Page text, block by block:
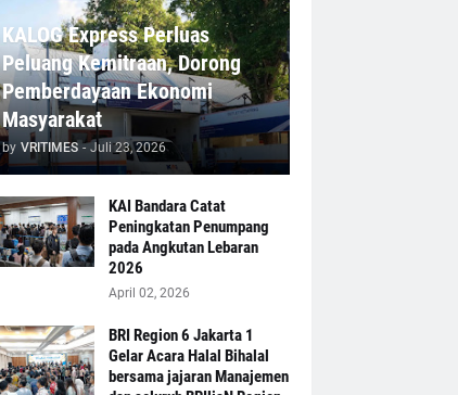
KALOG Express Perluas
Peluang Kemitraan, Dorong
Pemberdayaan Ekonomi
Masyarakat
by VRITIMES - Juli 23, 2026
KAI Bandara Catat
Peningkatan Penumpang
pada Angkutan Lebaran
2026
April 02, 2026
BRI Region 6 Jakarta 1
Gelar Acara Halal Bihalal
bersama jajaran Manajemen